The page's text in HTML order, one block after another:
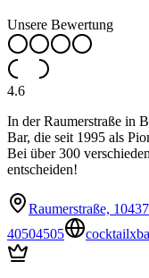
Unsere Bewertung
4.6
In der Raumerstraße in
Bar, die seit 1995 als
Bei über 300
entscheiden!
Raumerstraße,
40504505